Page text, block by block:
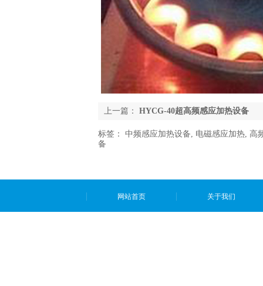
上一篇： HYCG-40超高频感应加热设备
标签： 中频感应加热设备, 电磁感应加热, 高
备
网站首页 关于我们